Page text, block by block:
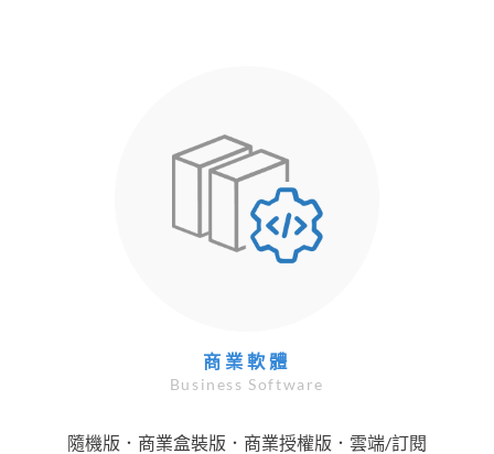
商業軟體
Business Software
隨機版．商業盒裝版．商業授權版．雲端/訂閱